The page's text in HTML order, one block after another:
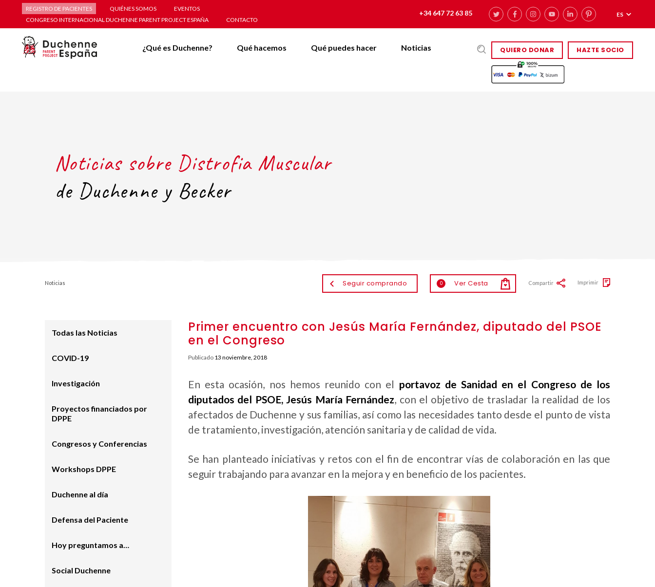
REGISTRO DE PACIENTES QUIÉNES SOMOS
EVENTOS
CONGRESO INTERNACIONAL DUCHENNE PARENT PROJECT ESPAÑA
CONTACTO
+34 647 72 63 85 ES
QUIERO DONAR HAZTE SOCIO
¿Qué es Duchenne? Qué hacemos Qué puedes hacer Noticias
Noticias sobre Distrofia Muscular
de Duchenne y Becker
Noticias Seguir comprando 0 Ver Cesta Compartir Imprimir
Primer encuentro con Jesús María Fernández, diputado del PSOE
en el Congreso
Publicado 13 noviembre, 2018
En esta ocasión, nos hemos reunido con el portavoz de Sanidad en el Congreso de los
diputados del PSOE, Jesús María Fernández, con el objetivo de trasladar la realidad de los
afectados de Duchenne y sus familias, así como las necesidades tanto desde el punto de vista
de tratamiento, investigación, atención sanitaria y de calidad de vida.
Se han planteado iniciativas y retos con el fin de encontrar vías de colaboración en las que
seguir trabajando para avanzar en la mejora y en beneficio de los pacientes.
Todas las Noticias
COVID-19
Investigación
Proyectos financiados por
DPPE
Congresos y Conferencias
Workshops DPPE
Duchenne al día
Defensa del Paciente
Hoy preguntamos a…
Social Duchenne